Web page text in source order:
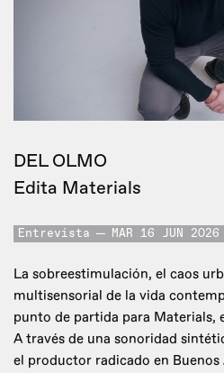
DEL OLMO
Edita Materials
Entrevista MAR 16 JUN 2026
La sobreestimulación, el caos
multisensorial de la vida
punto de partida para Materials,
A través de una sonoridad
el productor radicado en Buenos